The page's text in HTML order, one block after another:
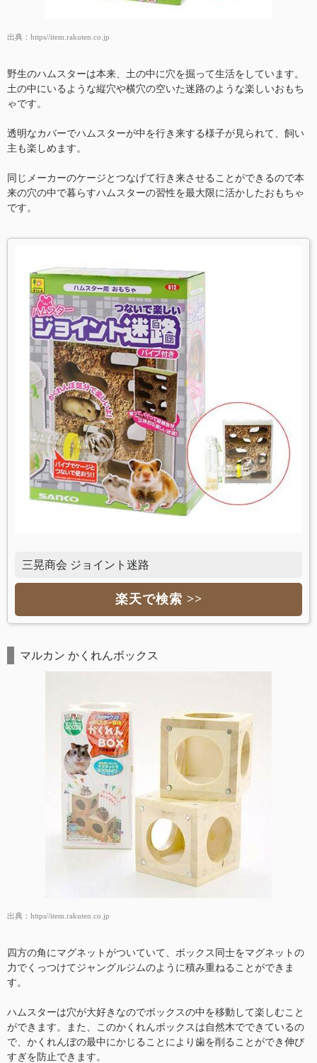
出典： https//item.rakuten.co.jp
野生のハムスターは本来、土の中に穴を掘って生活をしています。
土の中にいるような縦穴や横穴の空いた迷路のような楽しいおもち
ゃです。
透明なカバーでハムスターが中を行き来する様子が見られて、飼い
主も楽しめます。
同じメーカーのケージとつなげて行き来させることができるので本
来の穴の中で暮らすハムスターの習性を最大限に活かしたおもちゃ
です。
三晃商会 ジョイント迷路
楽天で検索 >>
マルカン かくれんボックス
出典： https//item.rakuten.co.jp
四方の角にマグネットがついていて、ボックス同士をマグネットの
力でくっつけてジャングルジムのように積み重ねることができま
す。
ハムスターは穴が大好きなのでボックスの中を移動して楽しむこと
ができます。また、このかくれんボックスは自然木でできているの
で、かくれんぼの最中にかじることにより歯を削ることができ伸び
すぎを防止できます。